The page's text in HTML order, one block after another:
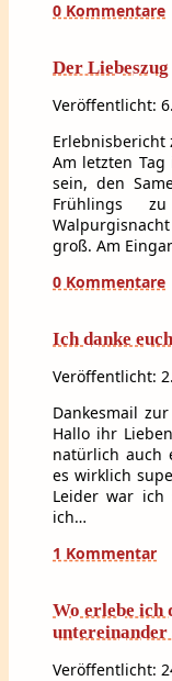
0 Kommentare
Der Liebeszug
Veröffentlicht:
Erlebnisbericht
Am letzten
sein, den
Frühlings
groß. Am
0 Kommentare
Ich danke
Veröffentlicht:
Dankesmail
Hallo ihr
natürlich auch
es wirklich
Leider war ich
ich…
1 Kommentar
Wo erlebe ich
Veröffentlicht: